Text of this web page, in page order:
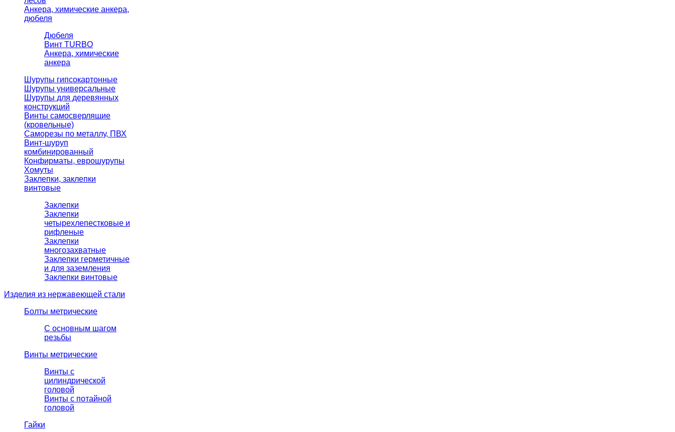
Анкера, химические анкера,
дюбеля
Дюбеля
Винт TURBO
Анкера, химические
анкера
Шурупы гипсокартонные
Шурупы универсальные
Шурупы для деревянных
конструкций
Винты самосверлящие
(кровельные)
Саморезы по металлу, ПВХ
Винт-шуруп
комбинированный
Конфирматы, еврошурупы
Хомуты
Заклепки, заклепки
винтовые
Заклепки
Заклепки
четырехлепестковые и
рифленые
Заклепки
многозахватные
Заклепки герметичные
и для заземления
Заклепки винтовые
Изделия из нержавеющей стали
Болты метрические
С основным шагом
резьбы
Винты метрические
Винты с
цилиндрической
головой
Винты с потайной
головой
Гайки